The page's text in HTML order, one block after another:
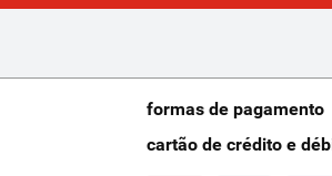
formas de pagamento
cartão de crédito e